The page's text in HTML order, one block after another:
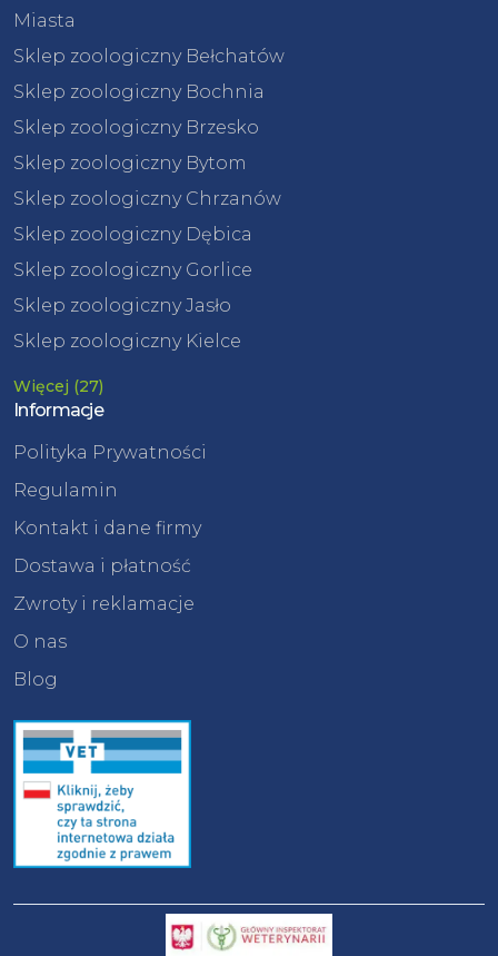
Miasta
Sklep zoologiczny Bełchatów
Sklep zoologiczny Bochnia
Sklep zoologiczny Brzesko
Sklep zoologiczny Bytom
Sklep zoologiczny Chrzanów
Sklep zoologiczny Dębica
Sklep zoologiczny Gorlice
Sklep zoologiczny Jasło
Sklep zoologiczny Kielce
Więcej (27)
Informacje
Polityka Prywatności
Regulamin
Kontakt i dane firmy
Dostawa i płatność
Zwroty i reklamacje
O nas
Blog